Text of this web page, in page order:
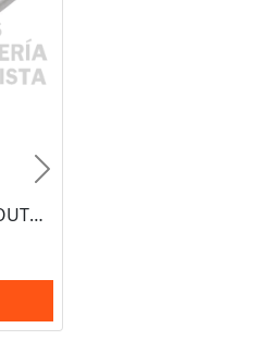
119256 BROCA PARA ROUTER DE ACERO RECTA DE 2 FILOS 3/4" ZANCO DE 1/4" SURTEK
Siguiente